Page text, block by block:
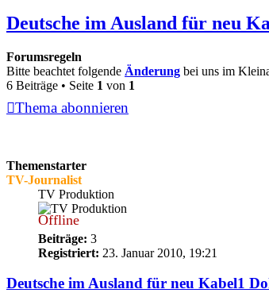
Deutsche im Ausland für neu
Forumsregeln
Bitte beachtet folgende Änderung bei uns im
6 Beiträge • Seite 1 von 1
Thema abonnieren
Themenstarter
TV-Journalist
TV Produktion
Offline
Beiträge: 3
Registriert: 23. Januar 2010, 19:21
Deutsche im Ausland für neu Kabel1